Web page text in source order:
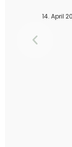
14. April